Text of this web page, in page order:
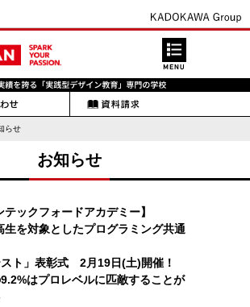
らせ
お知らせ
テックフォードアカデミー】
生を対象としたプログラミング共通
スト」表彰式 2月19日(土)開催！
はプロレベルに匹敵することが